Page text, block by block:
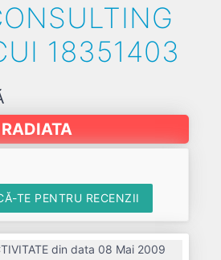
18351403
RADIATA
TE PENTRU RECENZII
din data 08 Mai 2009